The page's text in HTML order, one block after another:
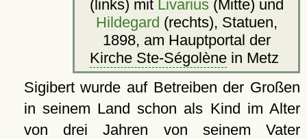
(links) mit Livarius(Mitte) und
Hildegard (rechts), Statuen,
1898, am Hauptportal der
Kirche Ste-Ségolène in Metz
Sigibert wurde auf Betreiben der Großen
in seinem Land schon als Kind im Alter
von drei Jahren von seinem Vater